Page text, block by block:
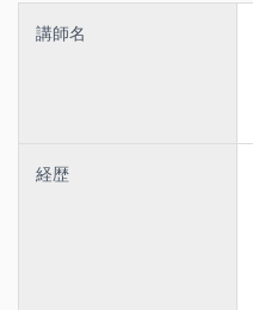
講師名
経歴